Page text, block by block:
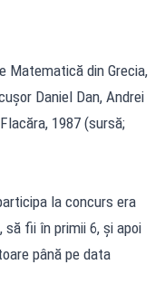
Matematică din Grecia,
Daniel Dan, Andrei
1987 (sursă;
la concurs era
fii în primii 6, și apoi
până pe data